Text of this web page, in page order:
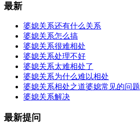
最新
婆媳关系还有什么关系
婆媳关系怎么搞
婆媳关系很难相处
婆媳关系处理不好
婆媳关系太难相处了
婆媳关系为什么难以相处
婆媳关系相处之道婆媳常见的问题
婆媳关系解决
最新提问